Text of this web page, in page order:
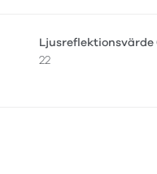
Ljusreflektionsvärde
22